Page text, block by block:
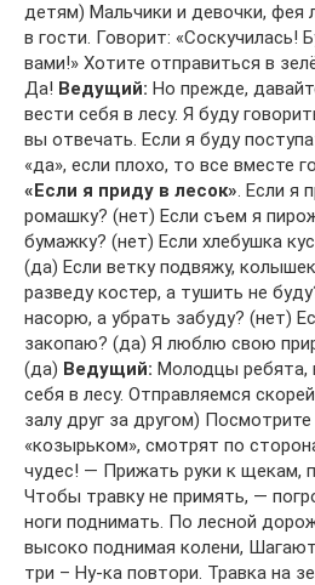
детям) Мальчики и девочки, фея
в гости. Говорит: «Соскучилась!
вами!» Хотите отправиться в
Да! Ведущий: Но прежде,
вести себя в лесу. Я буду
вы отвечать. Если я буду
«да», если плохо, то все вместе
«Если я приду в лесок». Если я
ромашку? (нет) Если съем я
бумажку? (нет) Если хлебушка
(да) Если ветку подвяжу,
разведу костер, а тушить не
насорю, а убрать забуду? (нет)
закопаю? (да) Я люблю свою
(да) Ведущий: Молодцы ребята,
себя в лесу. Отправляемся
залу друг за другом)
«козырьком», смотрят по
чудес! — Прижать руки к щекам,
Чтобы травку не примять, —
ноги поднимать. По лесной
высоко поднимая колени,
три – Ну-ка повтори. Травка на